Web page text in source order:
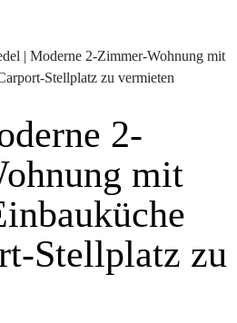
| Moderne 2-Zimmer-Wohnung mit
Stellplatz zu vermieten
2-
mit
Stellplatz zu